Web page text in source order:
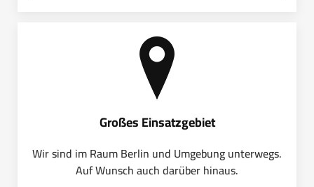
Großes Einsatzgebiet
Wir sind im Raum Berlin und Umgebung unterwegs.
Auf Wunsch auch darüber hinaus.